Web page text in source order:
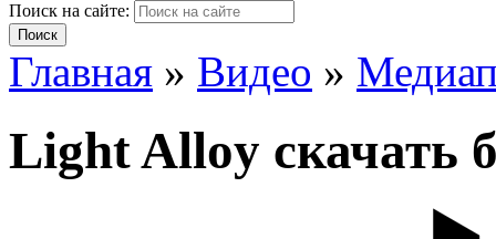
Поиск на сайте:
Главная » Видео »
Light Alloy скачать